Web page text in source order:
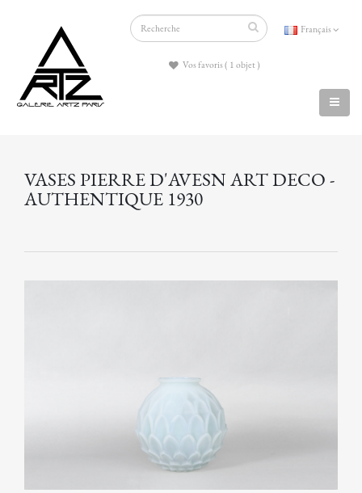
Français
Vos favoris ( 1 objet )
VASES PIERRE D'AVESN ART DECO -
AUTHENTIQUE 1930